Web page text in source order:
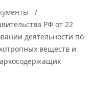
РФ от 22
деятельности по
веществ и